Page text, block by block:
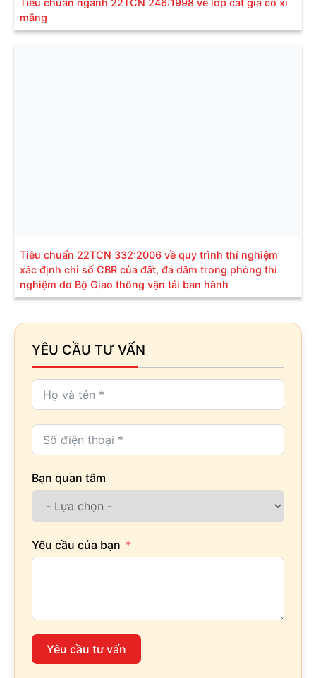
măng
Tiêu chuẩn 22TCN 332:2006 về quy trình thí nghiệm
xác định chỉ số CBR của đất, đá dăm trong phòng thí
nghiệm do Bộ Giao thông vận tải ban hành
YÊU CẦU TƯ VẤN
Bạn quan tâm
Yêu cầu của bạn
Yêu cầu tư vấn